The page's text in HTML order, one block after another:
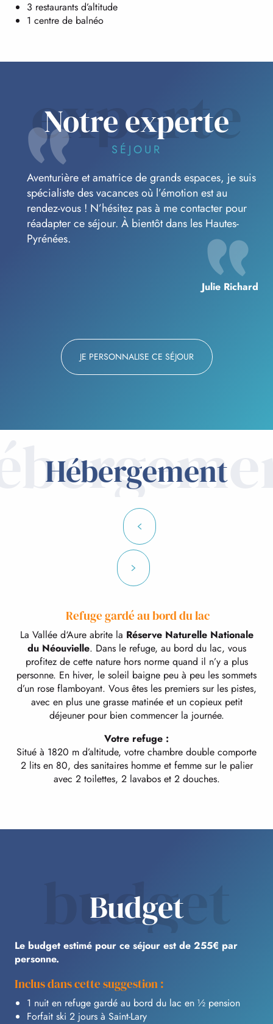
3 restaurants d’altitude
1 centre de balnéo
experte
Notre experte
SÉJOUR
Aventurière et amatrice de grands espaces, je suis
spécialiste des vacances où l’émotion est au
rendez-vous ! N’hésitez pas à me contacter pour
réadapter ce séjour. À bientôt dans les Hautes-
Pyrénées.
Julie Richard
JE PERSONNALISE CE SÉJOUR
Hébergement
Refuge gardé au bord du lac
La Vallée d‘Aure abrite la Réserve Naturelle Nationale
du Néouvielle. Dans le refuge, au bord du lac, vous
profitez de cette nature hors norme quand il n’y a plus
personne. En hiver, le soleil baigne peu à peu les sommets
d’un rose flamboyant. Vous êtes les premiers sur les pistes,
avec en plus une grasse matinée et un copieux petit
déjeuner pour bien commencer la journée.
Votre refuge :
Situé à 1820 m d’altitude, votre chambre double comporte
2 lits en 80, des sanitaires homme et femme sur le palier
avec 2 toilettes, 2 lavabos et 2 douches.
budget
Budget
Le budget estimé pour ce séjour est de 255€ par
personne.
Inclus dans cette suggestion :
1 nuit en refuge gardé au bord du lac en ½ pension
Forfait ski 2 jours à Saint-Lary